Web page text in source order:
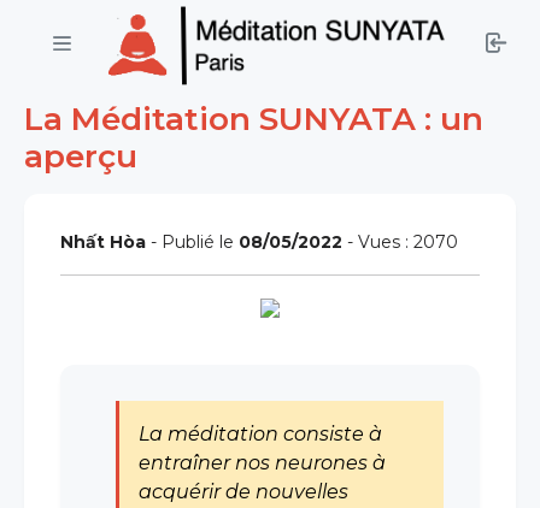
La Méditation SUNYATA : un
aperçu
Nhất Hòa - Publié le 08/05/2022 - Vues : 2070
La méditation consiste à
entraîner nos neurones à
acquérir de nouvelles